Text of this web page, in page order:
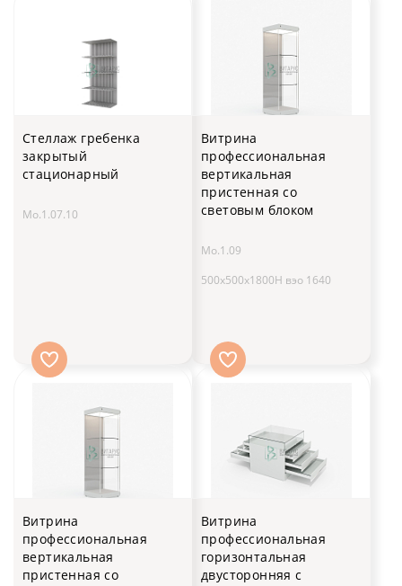
Стеллаж гребенка
закрытый
стационарный
Мо.1.07.10
Витрина
профессиональная
вертикальная
пристенная со
световым блоком
Мо.1.09
500х500х1800H вэо 1640
Витрина
профессиональная
вертикальная
пристенная со
Витрина
профессиональная
горизонтальная
двусторонняя с